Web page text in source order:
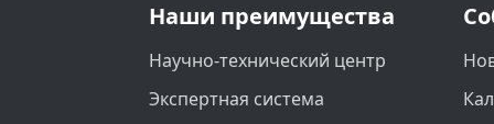
Наши преимущества
Научно-технический центр
Экспертная система